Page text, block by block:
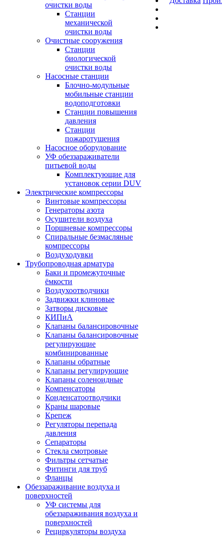
очистки воды
Станции
механической
очистки воды
Очистные сооружения
Станции
биологической
очистки воды
Насосные станции
Блочно-модульные
мобильные станции
водоподготовки
Станции повышения
давления
Станции
пожаротушения
Насосное оборудование
УФ обеззараживатели
питьевой воды
Комплектующие для
установок серии DUV
Электрические компрессоры
Винтовые компрессоры
Генераторы азота
Осушители воздуха
Поршневые компрессоры
Спиральные безмасляные
компрессоры
Воздуходувки
Трубопроводная арматура
Баки и промежуточные
ёмкости
Воздухоотводчики
Задвижки клиновые
Затворы дисковые
КИПиА
Клапаны балансировочные
Клапаны балансировочные
регулирующие
комбинированные
Клапаны обратные
Клапаны регулирующие
Клапаны соленоидные
Компенсаторы
Конденсатоотводчики
Краны шаровые
Крепеж
Регуляторы перепада
давления
Сепараторы
Стекла смотровые
Фильтры сетчатые
Фитинги для труб
Фланцы
Обеззараживание воздуха и
поверхностей
УФ системы для
обеззараживания воздуха и
поверхностей
Рециркуляторы воздуха